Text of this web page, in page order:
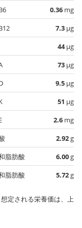
0.36 mg
7.3 µg
44µg
73 µg
9.5 µg
51 µg
2.6 mg
2.92g
脂肪酸
6.00g
脂肪酸
5.72g
定される栄養価は、上